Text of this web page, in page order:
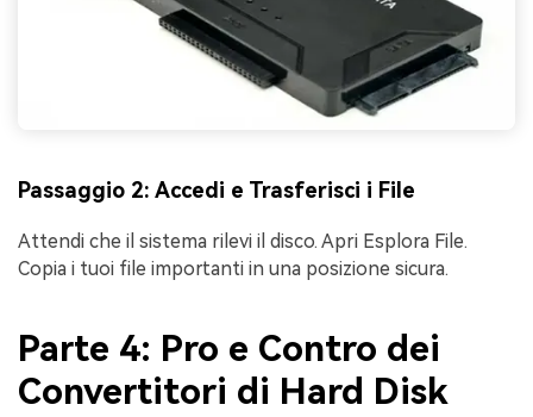
Passaggio 2: Accedi e Trasferisci i File
Attendi che il sistema rilevi il disco. Apri Esplora File.
Copia i tuoi file importanti in una posizione sicura.
Parte 4: Pro e Contro dei
Convertitori di Hard Disk